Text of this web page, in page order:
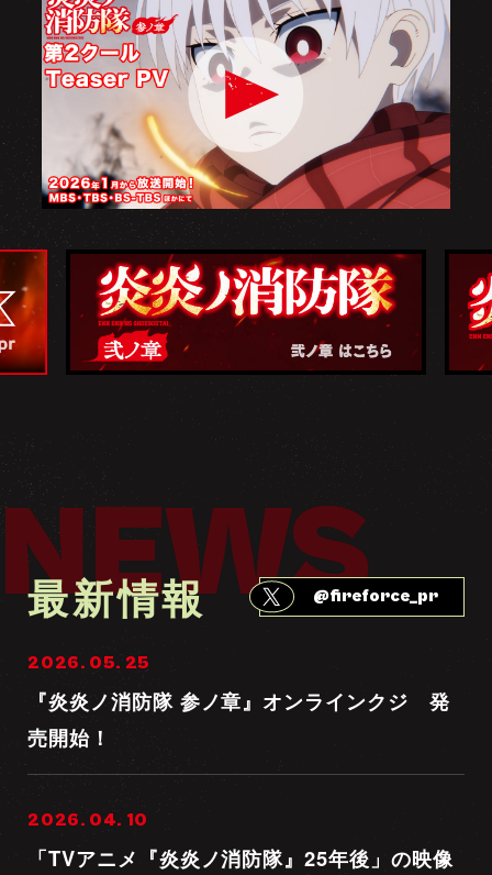
NEWS
最新情報 @fireforce_pr
2026. 05. 25
『炎炎ノ消防隊 参ノ章』オンラインクジ 発
売開始！
2026. 04. 10
「TVアニメ『炎炎ノ消防隊』25年後」の映像